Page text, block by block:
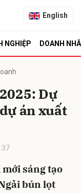
English
NGHIỆP DOANH
Dự
án xuất
sáng tạo
bún lọt
Hủy